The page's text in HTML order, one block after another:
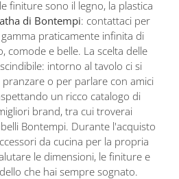
finiture sono il legno, la plastica
di Bontempi: contattaci per
praticamente infinita di
comode e belle. La scelta delle
intorno al tavolo ci si
o per parlare con amici
un ricco catalogo di
brand, tra cui troverai
Bontempi. Durante l'acquisto
da cucina per la propria
le dimensioni, le finiture e
che hai sempre sognato.